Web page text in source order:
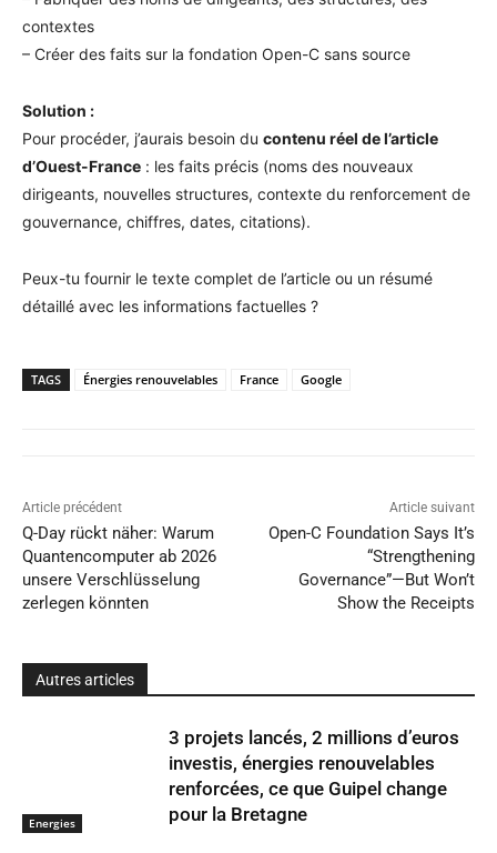
contextes
– Créer des faits sur la fondation Open-C sans source
Solution :
Pour procéder, j’aurais besoin du contenu réel de l’article
d’Ouest-France : les faits précis (noms des nouveaux
dirigeants, nouvelles structures, contexte du renforcement de
gouvernance, chiffres, dates, citations).
Peux-tu fournir le texte complet de l’article ou un résumé
détaillé avec les informations factuelles ?
TAGS Énergies renouvelables France Google
Article précédent
Q-Day rückt näher: Warum
Quantencomputer ab 2026
unsere Verschlüsselung
zerlegen könnten
Article suivant
Open-C Foundation Says It’s
“Strengthening
Governance”—But Won’t
Show the Receipts
Autres articles
Energies
3 projets lancés, 2 millions d’euros
investis, énergies renouvelables
renforcées, ce que Guipel change
pour la Bretagne